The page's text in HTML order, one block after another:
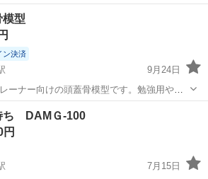
ガ教室など各種先生の勉強用、クライアン
骨格模型はすべての関節がとても良い可動
するときに足の...
町駅
模型
ン決済
9月24日
ーナー向けの頭蓋骨模型です。勉強用や研
と二分割になり、また顎関節も外すことが
蓋骨の角パーツが見えるのでとても良い勉
駅
ち DAMＧ-100
7月15日